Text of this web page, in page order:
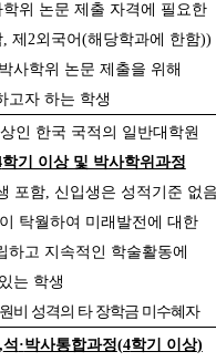
위 논문 제출 자격에 필요한
, 제 2외국어 (해당학과에 한함))
사학위 논문 제출을 위해
고자 하는 학생
인 한국 국적의 일반대학원
학기 이상 및 박사학위과정
포함, 신입생은 성적기준 없
탁월하여 미래발전에 대한
하고 지속적인 학술활동에
는 학생
비 성격의 타 장학금 미수혜자
석 ·박사통합과정(4학기 이상)